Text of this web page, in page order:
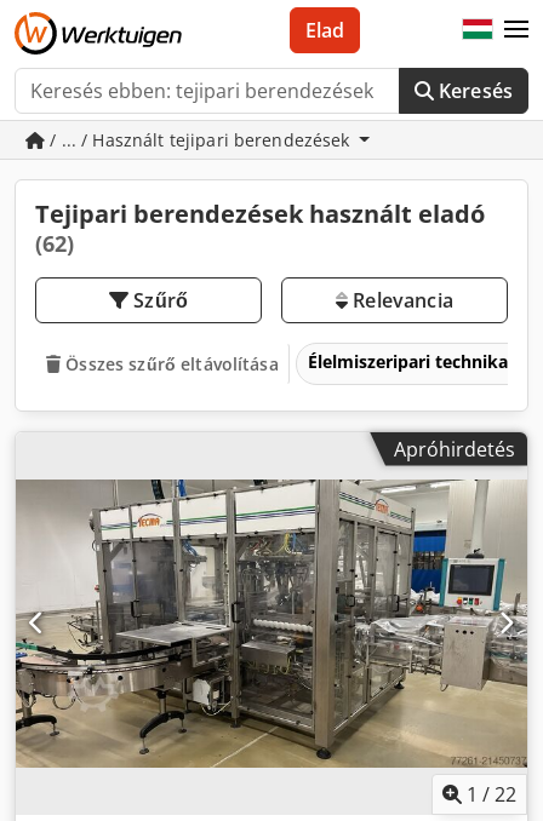
Keresés
Elad
/ ... / Használt tejipari berendezések
Tejipari berendezések használt eladó
(62)
Szűrő Relevancia
Összes szűrő eltávolítása Élelmiszeripari technika
Apróhirdetés
1 /22